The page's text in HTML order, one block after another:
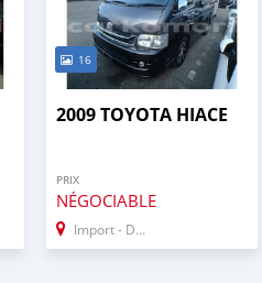
16
2009 TOYOTA HIACE
PRIX
NÉGOCIABLE
Import - Dubai